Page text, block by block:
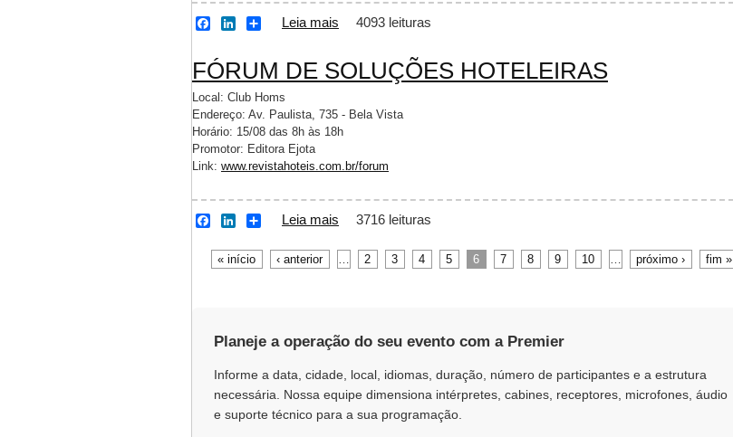
e
b
o
o
k
k
e
d
I
n
r
e
Leia mais sobre PRÊMIO CONAREC 2016
4093 leituras
FÓRUM DE SOLUÇÕES HOTELEIRAS
Local: Club Homs
Endereço: Av. Paulista, 735 - Bela Vista
Horário: 15/08 das 8h às 18h
Promotor: Editora Ejota
Link: www.revistahoteis.com.br/forum
c
e
n
k
a
Leia mais sobre FÓRUM DE SOLUÇÕES HOTELEIRAS
3716 leituras
Páginas
« início ‹ anterior … 2 3 4 5 6 7 8 9 10 … próximo › fim »
Planeje a operação do seu evento com a Premier
Informe a data, cidade, local, idiomas, duração, número de participantes e a estrutura
necessária. Nossa equipe dimensiona intérpretes, cabines, receptores, microfones, áudio
e suporte técnico para a sua programação.